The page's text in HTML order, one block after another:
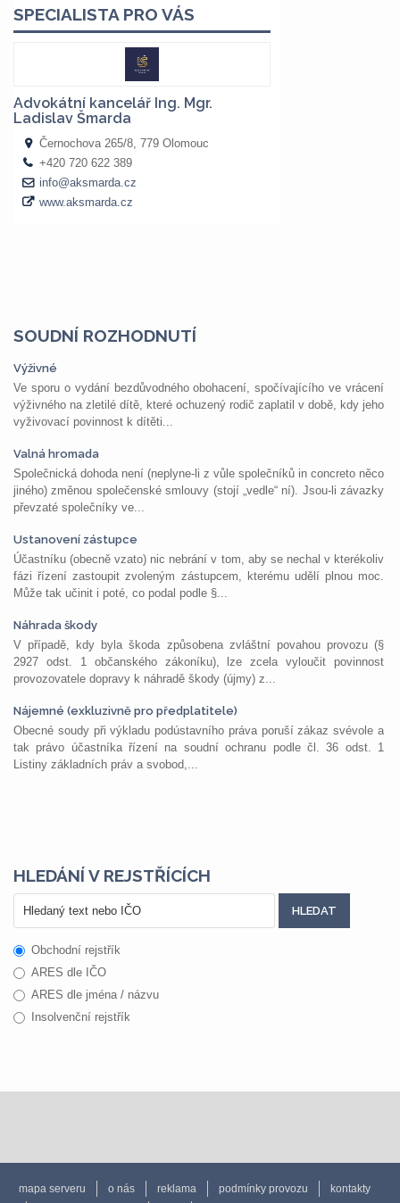
SOUDNÍ ROZHODNUTÍ
Výživné
Ve sporu o vydání bezdůvodného obohacení, spočívajícího ve vrácení
výživného na zletilé dítě, které ochuzený rodič zaplatil v době, kdy jeho
vyživovací povinnost k dítěti...
Valná hromada
Společnická dohoda není (neplyne-li z vůle společníků in concreto něco
jiného) změnou společenské smlouvy (stojí „vedle“ ní). Jsou-li závazky
převzaté společníky ve...
Ustanovení zástupce
Účastníku (obecně vzato) nic nebrání v tom, aby se nechal v kterékoliv
fázi řízení zastoupit zvoleným zástupcem, kterému udělí plnou moc.
Může tak učinit i poté, co podal podle §...
Náhrada škody
V případě, kdy byla škoda způsobena zvláštní povahou provozu (§
2927 odst. 1 občanského zákoníku), lze zcela vyloučit povinnost
provozovatele dopravy k náhradě škody (újmy) z...
Nájemné (exkluzivně pro předplatitele)
Obecné soudy při výkladu podústavního práva poruší zákaz svévole a
tak právo účastníka řízení na soudní ochranu podle čl. 36 odst. 1
Listiny základních práv a svobod,...
HLEDÁNÍ V REJSTŘÍCÍCH
Obchodní rejstřík
ARES dle IČO
ARES dle jména / názvu
Insolvenční rejstřík
mapa serveru o nás reklama podmínky provozu kontakty